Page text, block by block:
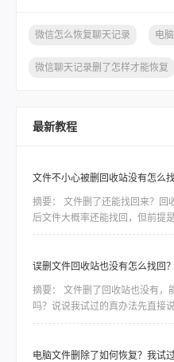
微信怎么恢复聊天记录 电
微信聊天记录删了怎样才能恢复
最新教程
文件不小心被删回收站没有怎么
摘要：
后文件大概率还能找回，但前提
之后到发现之前，没再往那个盘
真实数据还在磁盘上待着。这个
仙软件也救不回来。前阵子同事小
做方案，晚上赶工误把存了三天
误删文件回收站也没有怎么找回
摘要：
吗？说说我试过的真办法先直接
找回，但前提是你清空回收站之
否被“覆盖”，比用什么软件都关
电脑文件删除了如何恢复？我试